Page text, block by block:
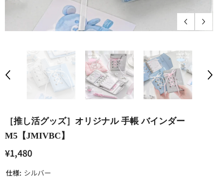
［推し活グッズ］オリジナル 手帳 バインダー
M5【JMIVBC】
¥1,480
仕様: シルバー